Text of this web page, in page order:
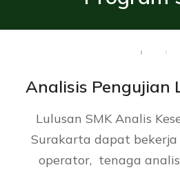
Analisis Pengujian
Lulusan SMK Analis
Surakarta dapat bekerja
operator, tenaga